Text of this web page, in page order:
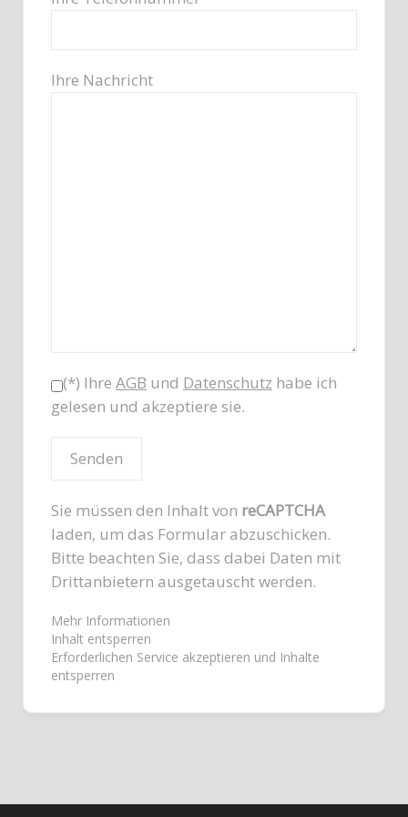
Ihre Nachricht
(*) Ihre AGB und Datenschutz habe ich
gelesen und akzeptiere sie.
Sie müssen den Inhalt von reCAPTCHA
laden, um das Formular abzuschicken.
Bitte beachten Sie, dass dabei Daten mit
Drittanbietern ausgetauscht werden.
Mehr Informationen
Inhalt entsperren
Erforderlichen Service akzeptieren und Inhalte
entsperren